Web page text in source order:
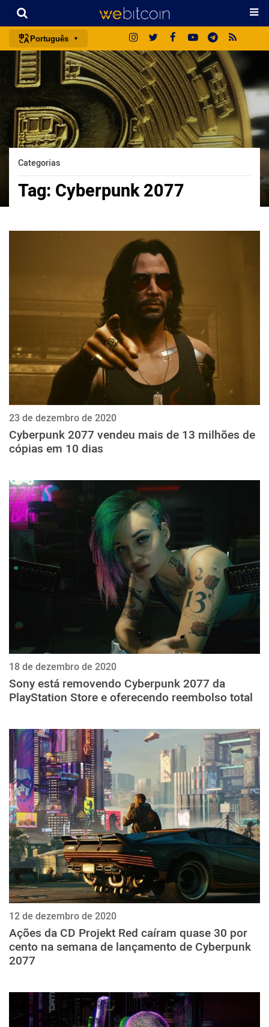
Português
português (BR)
english
español
français
italiano
日本語
中文
한국어
Categorias
Tag: Cyberpunk 2077
23 de dezembro de 2020
Cyberpunk 2077 vendeu mais de 13 milhões de
cópias em 10 dias
18 de dezembro de 2020
Sony está removendo Cyberpunk 2077 da
PlayStation Store e oferecendo reembolso total
12 de dezembro de 2020
Ações da CD Projekt Red caíram quase 30 por
cento na semana de lançamento de Cyberpunk
2077